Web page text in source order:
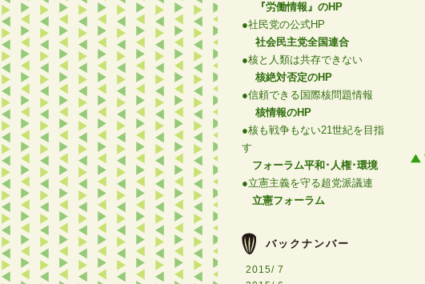
『労働情報』のHP
●社民党の公式HP
社会民主党全国連合
●核と人類は共存できない
核絶対否定のHP
●信頼できる国際核問題情報
核情報のHP
●核も戦争もない21世紀を目指
す
フォーラム平和･人権･環境
●立憲主義を守る超党派議連
立憲フォーラム
バックナンバー
2015/ 7